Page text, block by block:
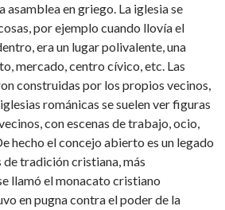
en griego. La iglesia se
por ejemplo cuando llovía el
era un lugar polivalente, una
mercado, centro cívico, etc. Las
construidas por los propios vecinos,
románicas se suelen ver figuras
con escenas de trabajo, ocio,
hecho el concejo abierto es un legado
tradición cristiana, más
llamó el monacato cristiano
en pugna contra el poder de la